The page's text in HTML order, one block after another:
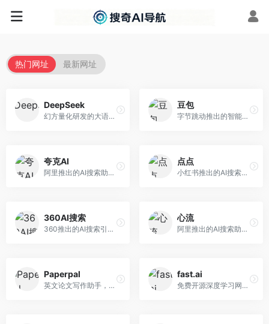
热门网址 最新网址
DeepSeek
幻方量化研发的大语言模型平台，专注于深度推理和代码生成能力。面向开发者、研究人员和技术爱好者，提供强大的逻辑推理和数学计算功能，开源生态完善，API接口友好。
豆包
字节跳动推出的智能对话助手平台，提供文本创作、知识问答、英语学习等多种AI服务。面向普通用户和内容创作者，支持多轮对话和文件解析，免费使用，响应速度快，中文理解能力强。
夸克AI
阿里推出的AI搜索助手，整合搜索与AI功能。面向年轻用户，提供智能搜索、文档处理、学习辅助等服务，与夸克生态深度整合。
点点
小红书推出的AI搜索应用，专注于生活方式内容搜索。面向小红书用户，提供生活攻略、消费决策、内容推荐等服务，生活方式内容丰富。
360AI搜索
360推出的AI搜索引擎，专注于安全智能搜索。面向普通用户，提供智能问答、网页搜索、内容整理等服务，安全防护能力强。
心流
阿里推出的AI搜索助手，专注于智能信息获取。面向普通用户，提供智能搜索、内容整理、知识问答等服务，与阿里生态深度整合。
Paperpal
英文论文写作助手，专注于学术英语润色。面向需要发表国际期刊的研究者，提供语法检查、学术表达优化、格式规范等服务，英语表达地道专业。
fast.ai
免费开源深度学习网站，专注于实用AI教学。面向开发者，提供免费深度学习课程、实战项目、代码库等资源，学习门槛低。